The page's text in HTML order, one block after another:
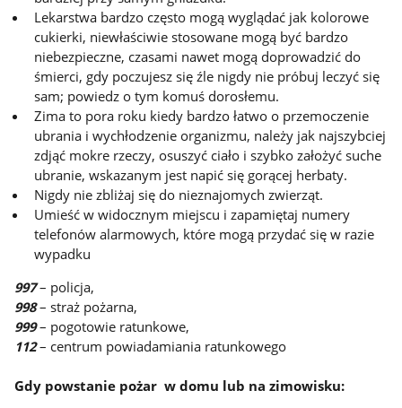
Lekarstwa bardzo często mogą wyglądać jak kolorowe
cukierki, niewłaściwie stosowane mogą być bardzo
niebezpieczne, czasami nawet mogą doprowadzić do
śmierci, gdy poczujesz się źle nigdy nie próbuj leczyć się
sam; powiedz o tym komuś dorosłemu.
Zima to pora roku kiedy bardzo łatwo o przemoczenie
ubrania i wychłodzenie organizmu, należy jak najszybciej
zdjąć mokre rzeczy, osuszyć ciało i szybko założyć suche
ubranie, wskazanym jest napić się gorącej herbaty.
Nigdy nie zbliżaj się do nieznajomych zwierząt.
Umieść w widocznym miejscu i zapamiętaj numery
telefonów alarmowych, które mogą przydać się w razie
wypadku
997– policja,
998– straż pożarna,
999– pogotowie ratunkowe,
112– centrum powiadamiania ratunkowego
Gdy powstanie pożar w domu lub na zimowisku: